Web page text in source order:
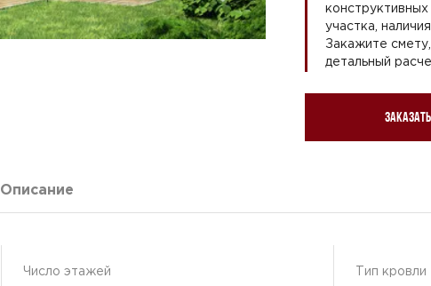
участка,
Закажите
детальный
Описание
Число этажей Тип кровли